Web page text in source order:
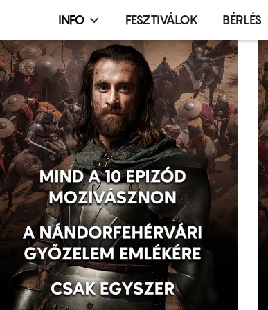
Infó,
esemény,
terembérlés
menü
INFO FESZTIVÁLOK BÉRLÉS